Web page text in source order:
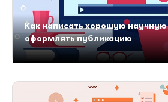
Как написать хорошую научную
оформлять публикацию